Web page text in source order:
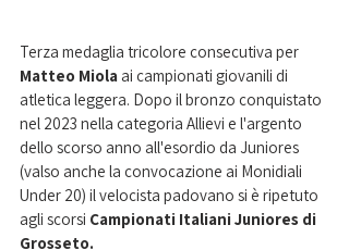
Terza medaglia tricolore consecutiva per
Matteo Miola ai campionati giovanili di
atletica leggera. Dopo il bronzo conquistato
nel 2023 nella categoria Allievi e l'argento
dello scorso anno all'esordio da Juniores
(valso anche la convocazione ai Monidiali
Under 20) il velocista padovano si è ripetuto
agli scorsi Campionati Italiani Juniores di
Grosseto.